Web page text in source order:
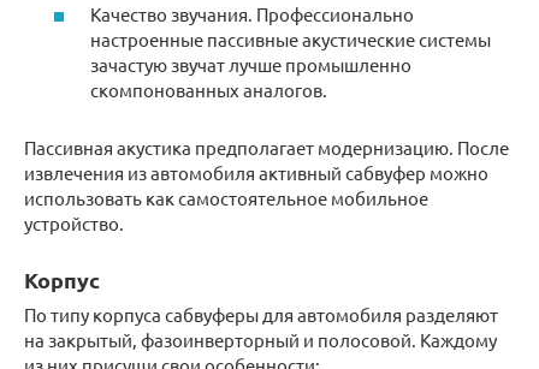
Качество звучания. Профессионально
настроенные пассивные акустические системы
зачастую звучат лучше промышленно
скомпонованных аналогов.
Пассивная акустика предполагает модернизацию. После
извлечения из автомобиля активный сабвуфер можно
использовать как самостоятельное мобильное
устройство.
Корпус
По типу корпуса сабвуферы для автомобиля разделяют
на закрытый, фазоинверторный и полосовой. Каждому
из них присущи свои особенности: